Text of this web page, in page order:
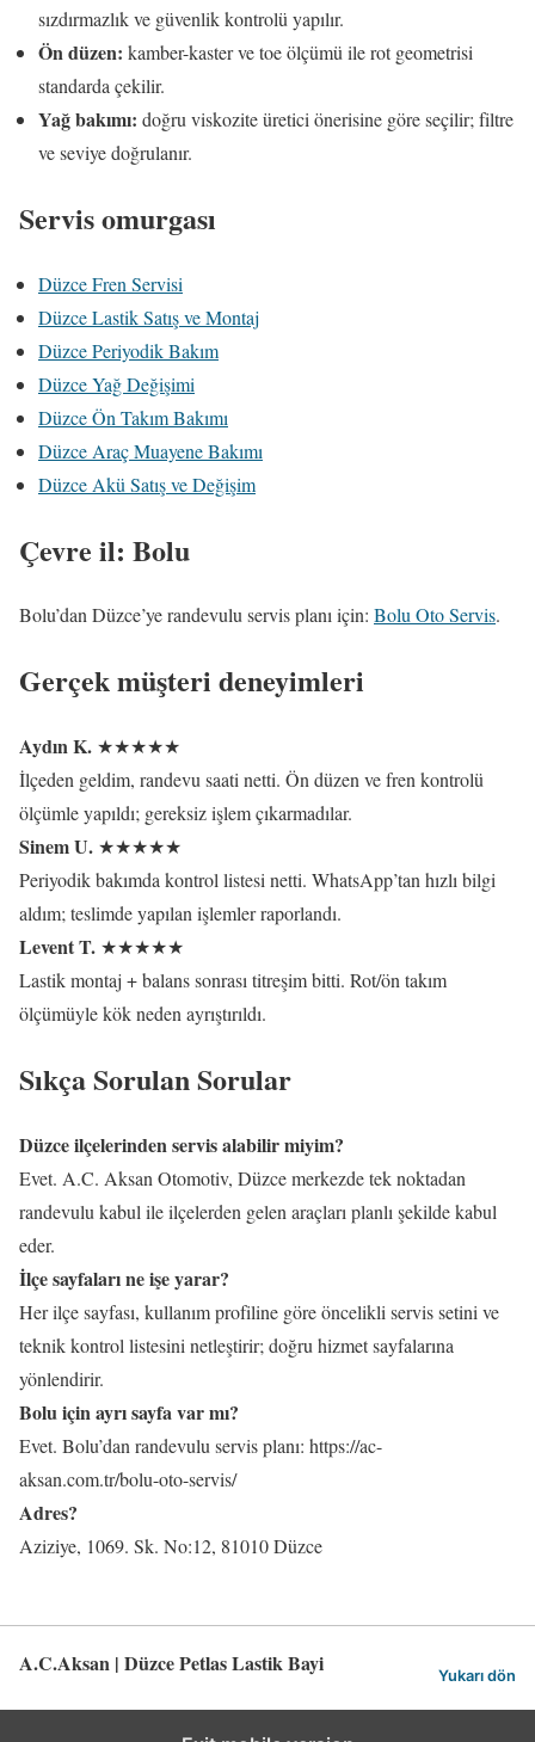
sızdırmazlık ve güvenlik kontrolü yapılır.
Ön düzen: kamber-kaster ve toe ölçümü ile rot geometrisi
standarda çekilir.
Yağ bakımı: doğru viskozite üretici önerisine göre seçilir; filtre
ve seviye doğrulanır.
Servis omurgası
Düzce Fren Servisi
Düzce Lastik Satış ve Montaj
Düzce Periyodik Bakım
Düzce Yağ Değişimi
Düzce Ön Takım Bakımı
Düzce Araç Muayene Bakımı
Düzce Akü Satış ve Değişim
Çevre il: Bolu
Bolu’dan Düzce’ye randevulu servis planı için: Bolu Oto Servis.
Gerçek müşteri deneyimleri
Aydın K. ★★★★★
İlçeden geldim, randevu saati netti. Ön düzen ve fren kontrolü
ölçümle yapıldı; gereksiz işlem çıkarmadılar.
Sinem U. ★★★★★
Periyodik bakımda kontrol listesi netti. WhatsApp’tan hızlı bilgi
aldım; teslimde yapılan işlemler raporlandı.
Levent T. ★★★★★
Lastik montaj + balans sonrası titreşim bitti. Rot/ön takım
ölçümüyle kök neden ayrıştırıldı.
Sıkça Sorulan Sorular
Düzce ilçelerinden servis alabilir miyim?
Evet. A.C. Aksan Otomotiv, Düzce merkezde tek noktadan
randevulu kabul ile ilçelerden gelen araçları planlı şekilde kabul
eder.
İlçe sayfaları ne işe yarar?
Her ilçe sayfası, kullanım profiline göre öncelikli servis setini ve
teknik kontrol listesini netleştirir; doğru hizmet sayfalarına
yönlendirir.
Bolu için ayrı sayfa var mı?
Evet. Bolu’dan randevulu servis planı: https://ac-
aksan.com.tr/bolu-oto-servis/
Adres?
Aziziye, 1069. Sk. No:12, 81010 Düzce
A.C.Aksan | Düzce Petlas Lastik Bayi Yukarı dön